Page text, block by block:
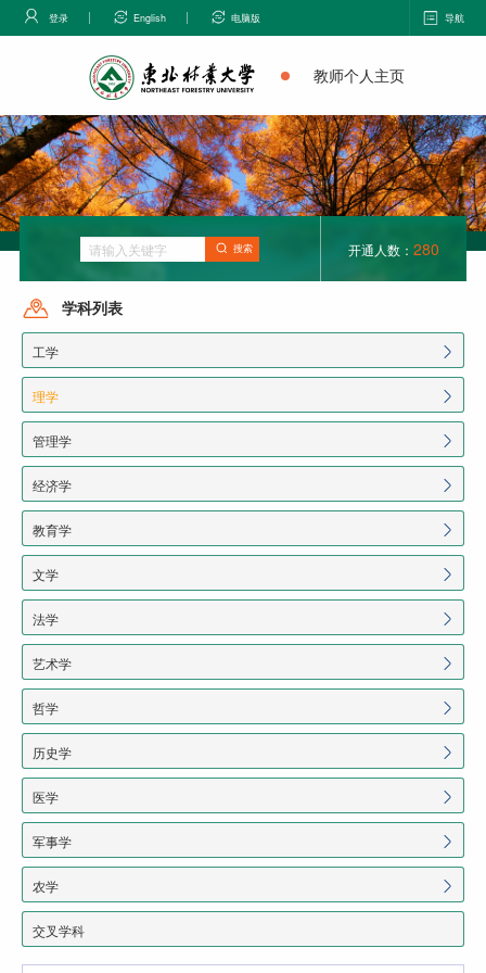
登录 English 电脑版 导航
教师个人主页
搜索 开通人数： 280
学科列表
工学
理学
管理学
经济学
教育学
文学
法学
艺术学
哲学
历史学
医学
军事学
农学
交叉学科